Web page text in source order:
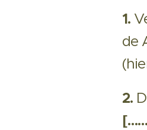
1.
de
2.